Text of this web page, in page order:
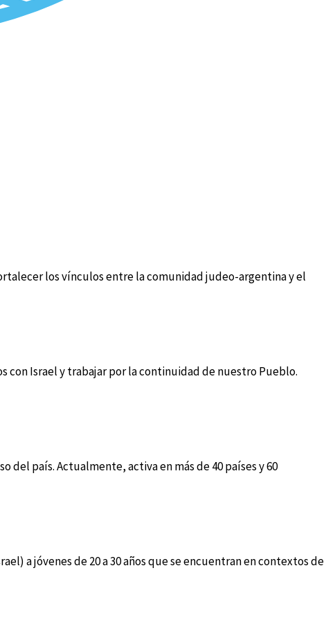
los vínculos entre la comunidad judeo-argentina y el
con Israel y trabajar por la continuidad de nuestro Pueblo.
del país. Actualmente, activa en más de 40 países y 60
a jóvenes de 20 a 30 años que se encuentran en contextos de